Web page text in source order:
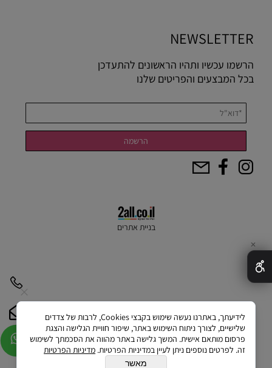
NEWSLETTER
הרשמו עכשיו ותהיו הראשונים להתעדכן
בכל המבצעים והפריטים שלנו
בניית אתרים
✕
לידיעתך, באתרנו נעשה שימוש בקבצי Cookies, לרבות של צדדים
שלישיים, לצורך ניתוח השימוש באתר, שיפור חוויית הגלישה והצגת
פרסום מותאם אישית. המשך גלישה באתר מהווה את הסכמתך לשימוש
זה. לפרטים נוספים ניתן לעיין במדיניות הפרטיות. מדיניות הפרטיות
מאשר